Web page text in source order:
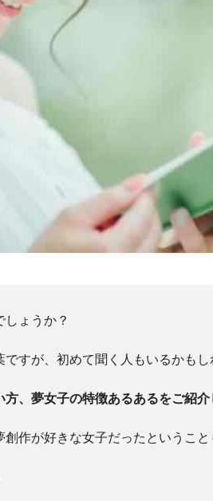
しょうか？
すが、初めて聞く人もいるかもし
方、夢女子の特徴あるあるをご紹介
作が好きな女子だったということ